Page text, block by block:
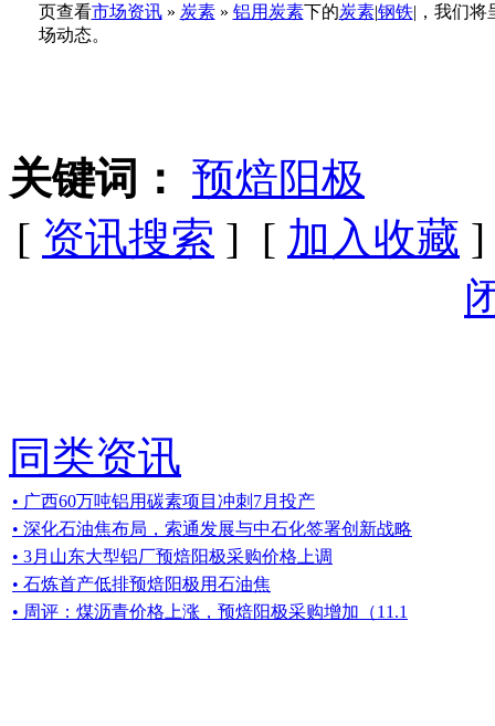
页查看市场资讯» 炭素» 铝用炭素下的炭素|钢铁|，我们将
场动态。
关键词： 预焙阳极
[ 资讯搜索 ] [ 加入收藏
同类资讯
• 广西60万吨铝用碳素项目冲刺7月投产
• 深化石油焦布局，索通发展与中石化签署创新战略
• 3月山东大型铝厂预焙阳极采购价格上调
• 石炼首产低排预焙阳极用石油焦
• 周评：煤沥青价格上涨，预焙阳极采购增加（11.1